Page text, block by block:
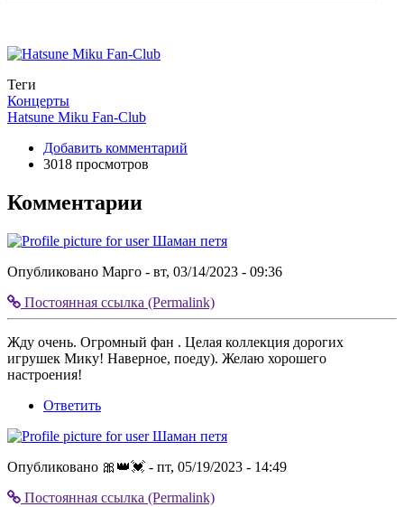
Теги
Концерты
Hatsune Miku Fan-Club
Добавить комментарий
3018 просмотров
Комментарии
Опубликовано Марго - вт, 03/14/2023 - 09:36
Постоянная ссылка (Permalink)
Разделитель
коммента
верх
Жду очень. Огромный фан . Целая коллекция дорогих
игрушек Мику! Наверное, поеду). Желаю хорошего
настроения!
Ответить
Опубликовано 🎀👑💓 - пт, 05/19/2023 - 14:49
Постоянная ссылка (Permalink)